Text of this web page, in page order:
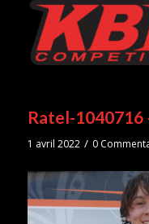
Ratel-1040716
1 avril 2022 / 0